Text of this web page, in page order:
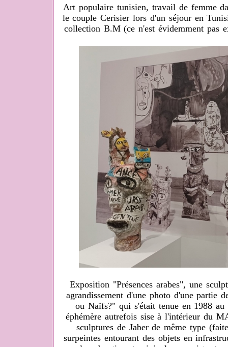
Art populaire tunisien, travail de femme
le couple Cerisier lors d'un séjour en
collection B.M (ce n'est évidemment pas
Exposition "Présences arabes", une
agrandissement d'une photo d'une partie
ou Naïfs?" qui s'était tenue en 1988 au
éphémère autrefois sise à l'intérieur du
sculptures de Jaber de même type
surpeintes entourant des objets en